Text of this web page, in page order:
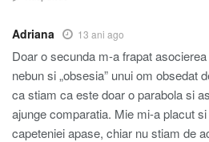
Adriana 13 ani ago
Doar o secunda m-a frapat
nebun si „obsesia” unui om obsedat
ca stiam ca este doar o parabola si
ajunge comparatia. Mie mi-a placut
capeteniei apase, chiar nu stiam de